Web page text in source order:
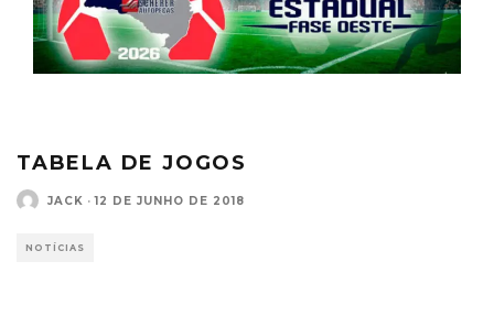
TABELA DE JOGOS
JACK · 12 DE JUNHO DE 2018
NOTÍCIAS